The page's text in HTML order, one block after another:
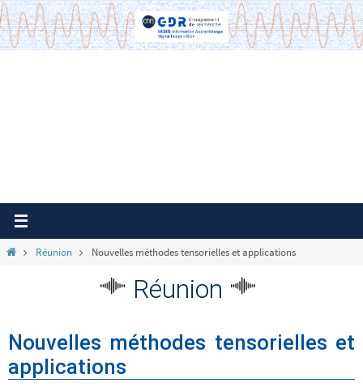
Passer
vers
le
HomeRéunion Nouvelles méthodes tensorielles et applications
Réunion
Nouvelles méthodes tensorielles et
applications